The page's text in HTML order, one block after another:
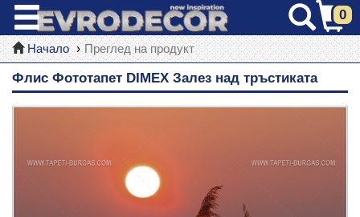
0
Начало Преглед на продукт
Флис Фототапет DIMEX Залез над тръстиката